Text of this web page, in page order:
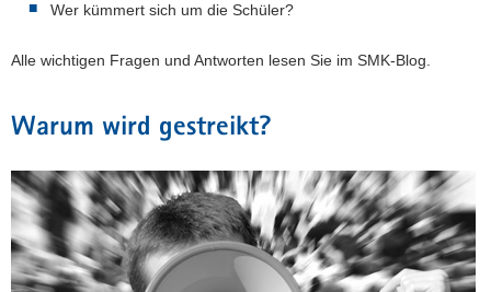
t
o
n
Wer kümmert sich um die Schüler?
Alle wichtigen Fragen und Antworten lesen Sie im SMK-Blog.
Warum wird gestreikt?